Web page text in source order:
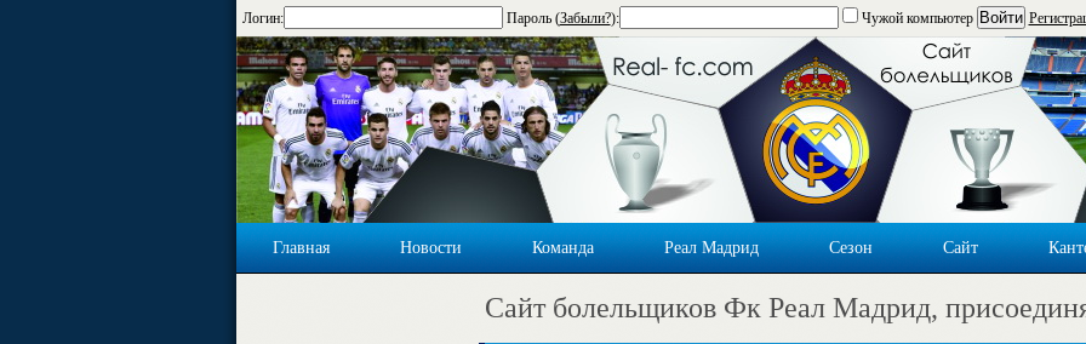
Логин: Пароль (Забыли?): Чужой компьютер Войти
Главная Новости Команда Реал Мадрид Сезон Сайт
Cайт болельщиков Фк Реал Мадрид,